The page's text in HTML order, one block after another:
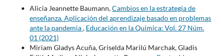
Alicia Jeannette Baumann,Cambios en la estrategia de
enseñanza. Aplicación del aprendizaje basado en problemas
ante la pandemia, Educación en la Química: Vol. 27 Núm.
01 (2021)
Miriam Gladys Acuña, Griselda Marilú Marchak, Gladis